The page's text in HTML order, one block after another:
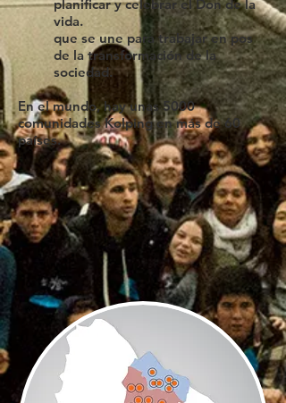
planificar y celebrar el Don de la
vida.
que se une para trabajar en pos
de la transformación de la
sociedad.
En el mundo, hay unas 5000
comunidades Kolping en más de 60
países.